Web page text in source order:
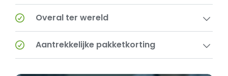
Overal ter wereld
Aantrekkelijke pakketkorting